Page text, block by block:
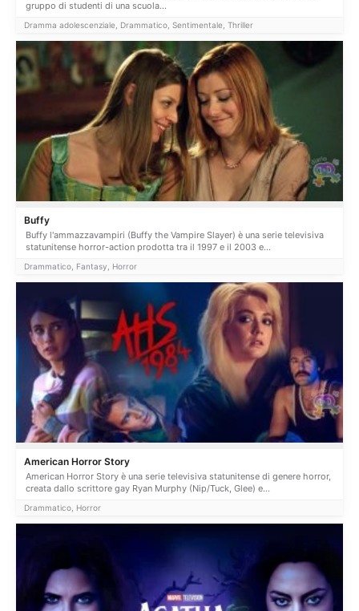
gruppo di studenti di una scuola...
Dramma adolescenziale, Drammatico, Sentimentale, Thriller
Buffy
Buffy l'ammazzavampiri (Buffy the Vampire Slayer) è una serie televisiva
statunitense horror-action prodotta tra il 1997 e il 2003 e...
Drammatico, Fantasy, Horror
American Horror Story
American Horror Story è una serie televisiva statunitense di genere horror,
creata dallo scrittore gay Ryan Murphy (Nip/Tuck, Glee) e...
Drammatico, Horror